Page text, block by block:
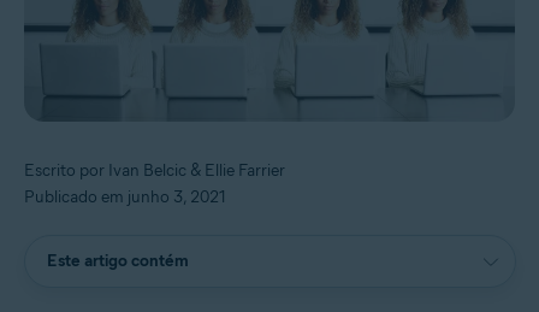
Escrito por Ivan Belcic & Ellie Farrier
Publicado em junho 3, 2021
Este artigo contém